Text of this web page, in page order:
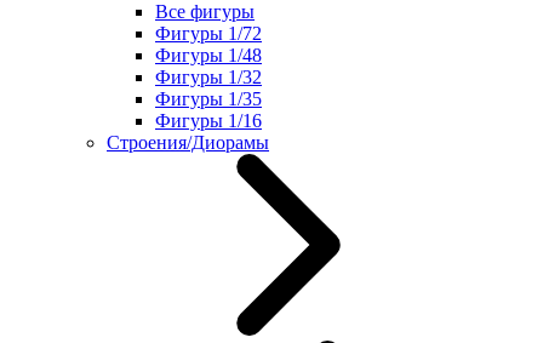
Все фигуры
Фигуры 1/72
Фигуры 1/48
Фигуры 1/32
Фигуры 1/35
Фигуры 1/16
Строения/Диорамы